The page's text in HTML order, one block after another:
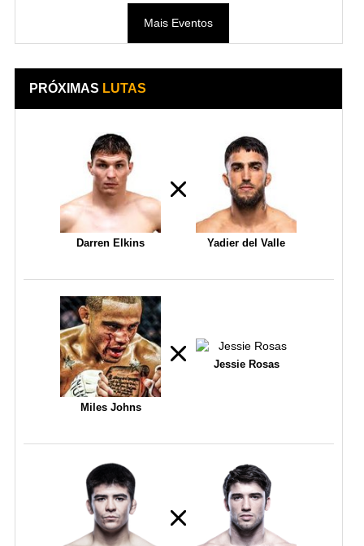
Mais Eventos
PRÓXIMAS LUTAS
Darren Elkins Yadier del Valle
Miles Johns
Jessie Rosas